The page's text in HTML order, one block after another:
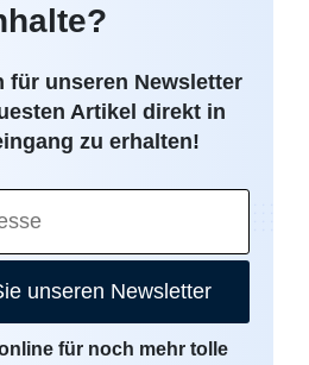
für unseren Newsletter
Artikel direkt in
zu erhalten!
unseren Newsletter
für noch mehr tolle